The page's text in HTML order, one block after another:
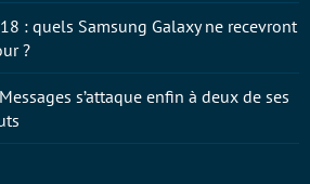
: quels Samsung Galaxy ne recevront
?
s’attaque enfin à deux de ses